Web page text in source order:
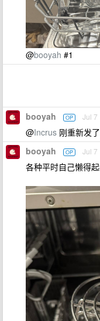
@booyah #1
booyah OP Jul 7
@Incrus 刚重新发
booyah OP Jul 7
各种平时自己懒得